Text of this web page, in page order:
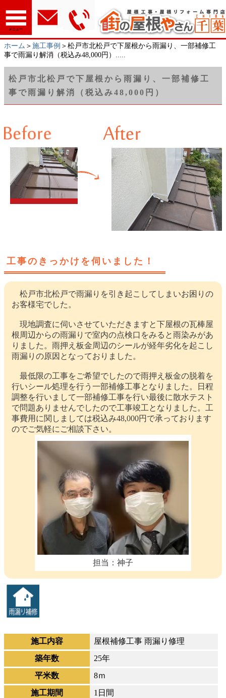
メニュー
ホーム ＞ 施工事例 ＞松戸市北松戸で下屋根から雨漏り、一部補修工
事で雨漏り解消（税込み48,000円）.....
松戸市北松戸で下屋根から雨漏り、一部補修工
事で雨漏り解消（税込み48,000円）
工事のきっかけを伺いました！
松戸市北松戸で雨漏りを引き起こしてしまいお困りの
お客様宅でした。
現地調査に伺いさせていただきますと下屋根の瓦棒屋
根周辺からの雨漏りで室内の点検口をみると雨染みがあ
りました。雨押え板金周辺のシールが経年劣化を起こし
雨漏りの原因となっておりました。
最低限の工事をご希望でしたので雨押え板金の脱着を
行いシール処理を行う一部補修工事となりました。日程
調整を行いまして一部補修工事を行い最後に散水テスト
で問題ありませんでしたので工事竣工となりました。工
事費用に関しましては税込み48,000円で承っております
のでご気軽にご相談下さい。
担当：神子
施工内容
屋根補修工事 雨漏り修理
築年数
25年
平米数
8ｍ
施工期間
1日間